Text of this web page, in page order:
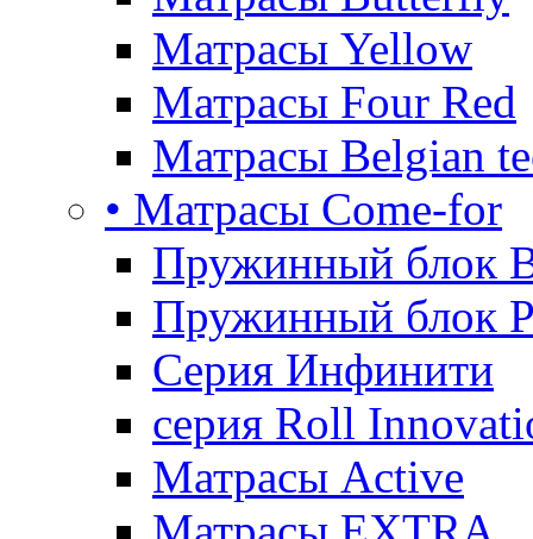
Матрасы Yellow
Матрасы Four Red
Матрасы Belgian
• Матрасы Come-for
Пружинный блок
Пружинный блок
Серия Инфинити
серия Roll
Матрасы Active